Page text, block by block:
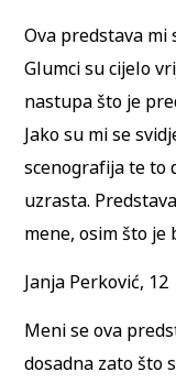
Ova predstava mi
Glumci su cijelo
nastupa što je
Jako su mi se
scenografija te to
uzrasta.
mene, osim što je
Janja Perković, 12
Meni se ova
dosadna zato što